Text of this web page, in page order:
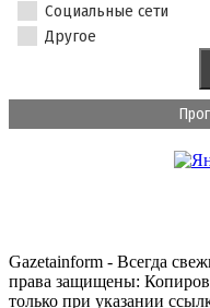
Социальные сети
Другое
Gazetainform - Всегда
права защищены:
только при указании